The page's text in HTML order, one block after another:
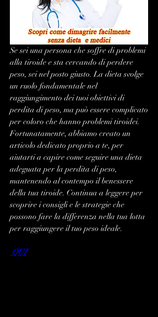
Se sei una persona che soffre di problemi
alla tiroide e sta cercando di perdere
peso, sei nel posto giusto. La dieta svolge
un ruolo fondamentale nel
raggiungimento dei tuoi obiettivi di
perdita di peso, ma può essere complicato
per coloro che hanno problemi tiroidei.
Fortunatamente, abbiamo creato un
articolo dedicato proprio a te, per
aiutarti a capire come seguire una dieta
adeguata per la perdita di peso,
mantenendo al contempo il benessere
della tua tiroide. Continua a leggere per
scoprire i consigli e le strategie che
possono fare la differenza nella tua lotta
per raggiungere il tuo peso ideale.
QUI